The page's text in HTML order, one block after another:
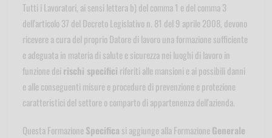
Tutti i Lavoratori, ai sensi lettera b) del comma 1 e del comma 3
dell'articolo 37 del Decreto Legislativo n. 81 del 9 aprile 2008, devono
ricevere a cura del proprio Datore di lavoro una formazione sufficiente
e adeguata in materia di salute e sicurezza nei luoghi di lavoro in
funzione dei rischi specifici riferiti alle mansioni e ai possibili danni
e alle conseguenti misure e procedure di prevenzione e protezione
caratteristici del settore o comparto di appartenenza dell'azienda.
Questa Formazione Specifica si aggiunge alla Formazione Generale